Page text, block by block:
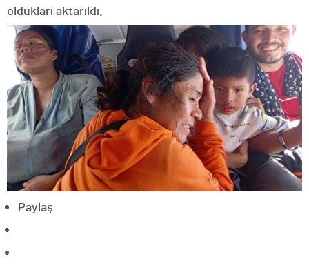
oldukları aktarıldı.
Paylaş